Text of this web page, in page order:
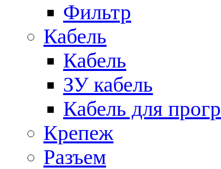
Фильтр
Кабель
Кабель
ЗУ кабель
Кабель для
Крепеж
Разъем